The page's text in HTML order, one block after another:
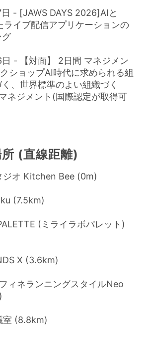
- [JAWS DAYS 2026]AIと
ライブ配信アプリケーションの
グ
- 【対面】 2日間 マネジメン
ショップAI時代に求められる組
、世界標準のよい組織づく
ネジメント(国際認定が取得可
(直線距離)
ジオ Kitchen Bee (0m)
(7.5km)
(ミライラボパレット)
X (3.6km)
ィネランニングスタイルNeo
室 (8.8km)